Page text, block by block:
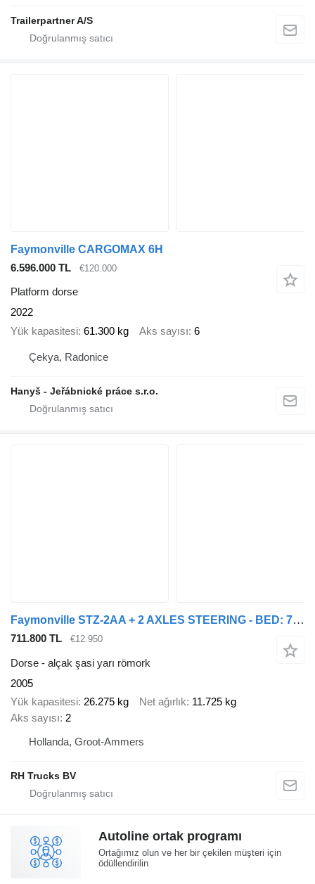
Trailerpartner A/S
Faymonville CARGOMAX 6H
6.596.000 TL
€120.000
Platform dorse
2022
Yük kapasitesi 61.300 kg Aks sayısı 6
Çekya, Radonice
Hanyš - Jeřábnické práce s.r.o.
Faymonville STZ-2AA + 2 AXLES STEERING - BED: 7,40 + 3,55 METER
711.800 TL €12.950
Dorse - alçak şasi yarı römork
2005
Yük kapasitesi 26.275 kg Net ağırlık 11.725 kg
Aks sayısı 2
Hollanda, Groot-Ammers
RH Trucks BV
Autoline ortak programı
Ortağımız olun ve her bir çekilen müşteri için
ödüllendirilin